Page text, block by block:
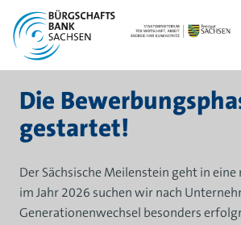
Zum Inhalt springen
Die
gestartet!
Der Sächsische Meilenstein geht in eine
im Jahr 2026 suchen wir nach
Generationenwechsel besonders